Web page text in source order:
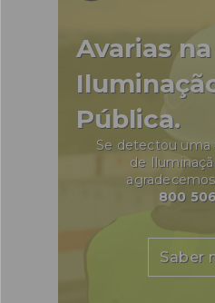
Avarias na
Pública.
Se detectou uma
de
800
Saber